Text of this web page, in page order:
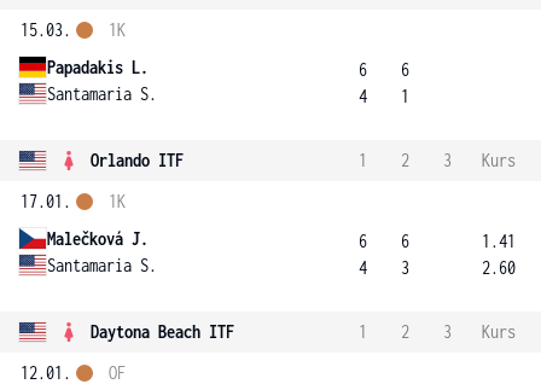
15.03.
Papadakis L.
Santamaria S.
1K
6
4
6
1
Orlando ITF 1 2 3
Kurs
17.01.
Malečková J.
Santamaria S.
1K
6
4
6
3
1.41
2.60
Daytona Beach ITF 1 2 3
Kurs
12.01.
OF